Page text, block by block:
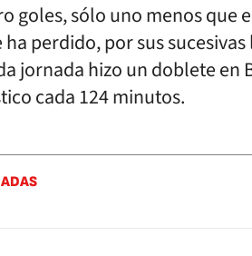
goles, sólo uno menos que
perdido, por sus
jornada hizo un doblete en
cada 124 minutos.